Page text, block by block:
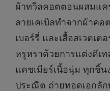
ผ้าทวิลคอตตอนผสมแค
ลายเคเบิลทำจากผ้าค
เบอร์รี่ และเสื้อสเวตเต
หรูหราด้วยการแต่งดีเ
แคชเมียร์เนื้อนุ่ม ทุกชิ้น
ประณีต ถ่ายทอดเอกลั